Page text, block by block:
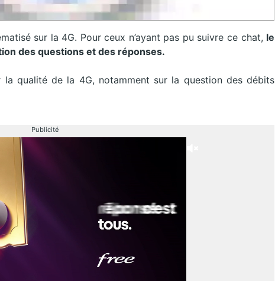
sur la 4G. Pour ceux n’ayant pas pu suivre ce chat, le
des questions et des réponses.
la qualité de la 4G, notamment sur la question des débits
Publicité